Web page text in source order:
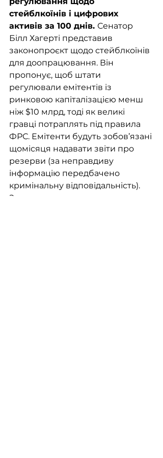
стейблкоїнів і цифрових
активів за 100 днів. Сенатор
Білл Хагерті представив
законопроєкт щодо стейблкоїнів
для доопрацювання. Він
пропонує, щоб штати
регулювали емітентів із
ринковою капіталізацією менш
ніж $10 млрд, тоді як великі
гравці потраплять під правила
ФРС. Емітенти будуть зобов’язані
щомісяця надавати звіти про
резерви (за неправдиву
інформацію передбачено
кримінальну відповідальність).
Закон описує процедуру та